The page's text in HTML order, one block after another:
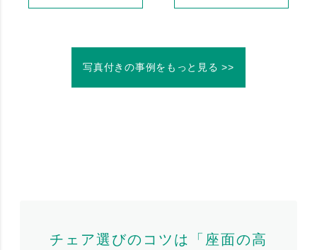
写真付きの事例をもっと見る >>
チェア選びのコツは「座面の高